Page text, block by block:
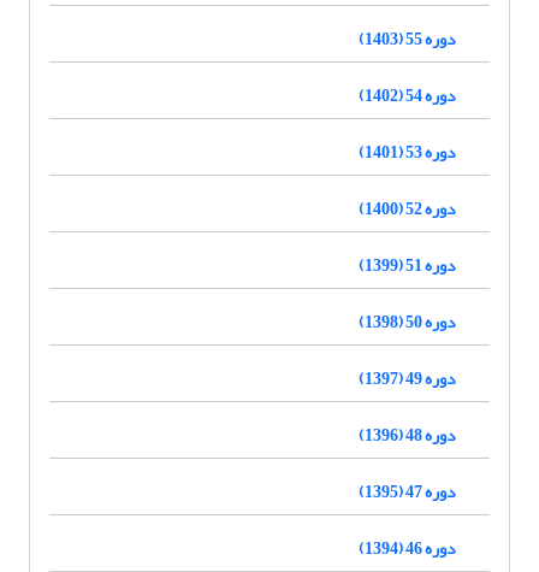
دوره 55 (1403)
دوره 54 (1402)
دوره 53 (1401)
دوره 52 (1400)
دوره 51 (1399)
دوره 50 (1398)
دوره 49 (1397)
دوره 48 (1396)
دوره 47 (1395)
دوره 46 (1394)